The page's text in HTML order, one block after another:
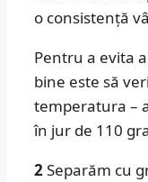
o consistență
Pentru a evita
bine este să
temperatura –
în jur de 110
2Separăm cu